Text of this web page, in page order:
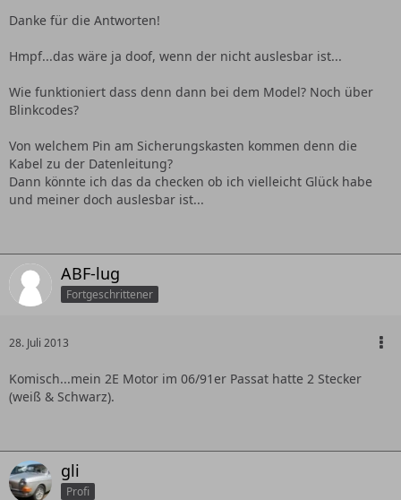
Danke für die Antworten!
Hmpf...das wäre ja doof, wenn der nicht auslesbar ist...
Wie funktioniert dass denn dann bei dem Model? Noch über
Blinkcodes?
Von welchem Pin am Sicherungskasten kommen denn die
Kabel zu der Datenleitung?
Dann könnte ich das da checken ob ich vielleicht Glück habe
und meiner doch auslesbar ist...
ABF-lug
Fortgeschrittener
28. Juli 2013
Komisch...mein 2E Motor im 06/91er Passat hatte 2 Stecker
(weiß & Schwarz).
gli
Profi